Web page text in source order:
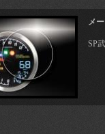
メ
SP